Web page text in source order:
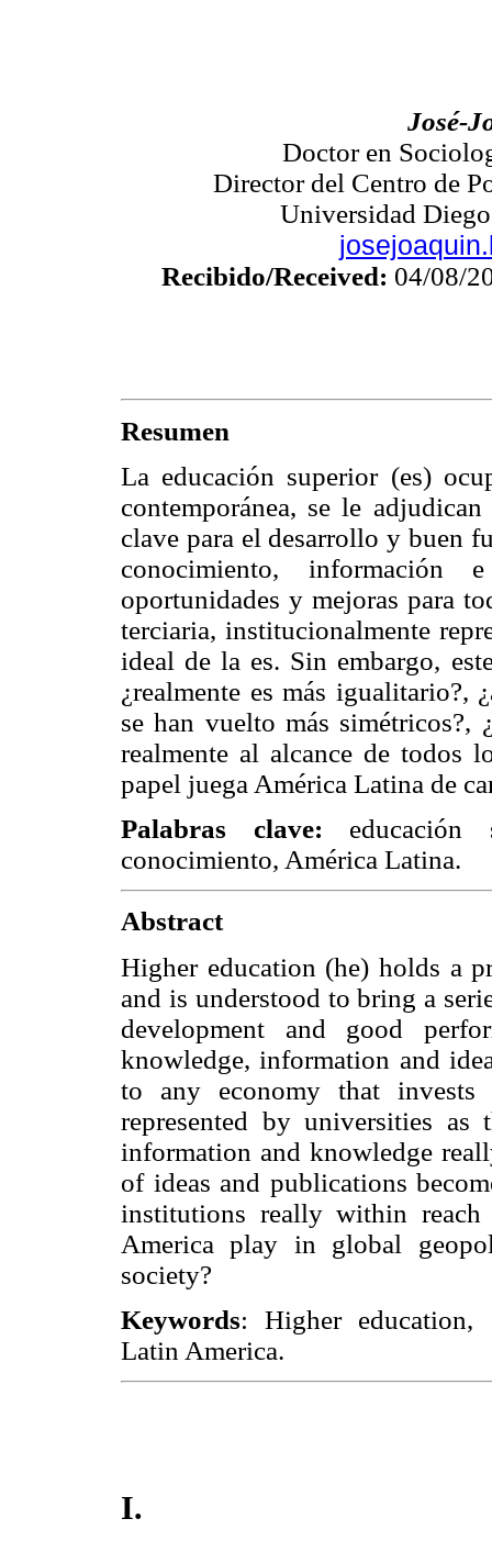
José-
Doctor en
Director del Centro de
Universidad
Recibido/Received: 04/08/
Resumen
La educación superior (es)
contemporánea, se le
clave para el desarrollo y buen
conocimiento,
oportunidades y mejoras para
terciaria, institucionalmente
ideal de la es. Sin embargo,
¿realmente es más igualitario?,
se han vuelto más simétricos?,
realmente al alcance de todos
papel juega América Latina de
Palabras clave: educación
conocimiento, América Latina.
Abstract
Higher education (he) holds a
and is understood to bring a
development and good
knowledge, information and
to any economy that invests
represented by universities
information and knowledge
of ideas and publications
institutions really within
America play in global
society?
Keywords: Higher education,
Latin America.
I.